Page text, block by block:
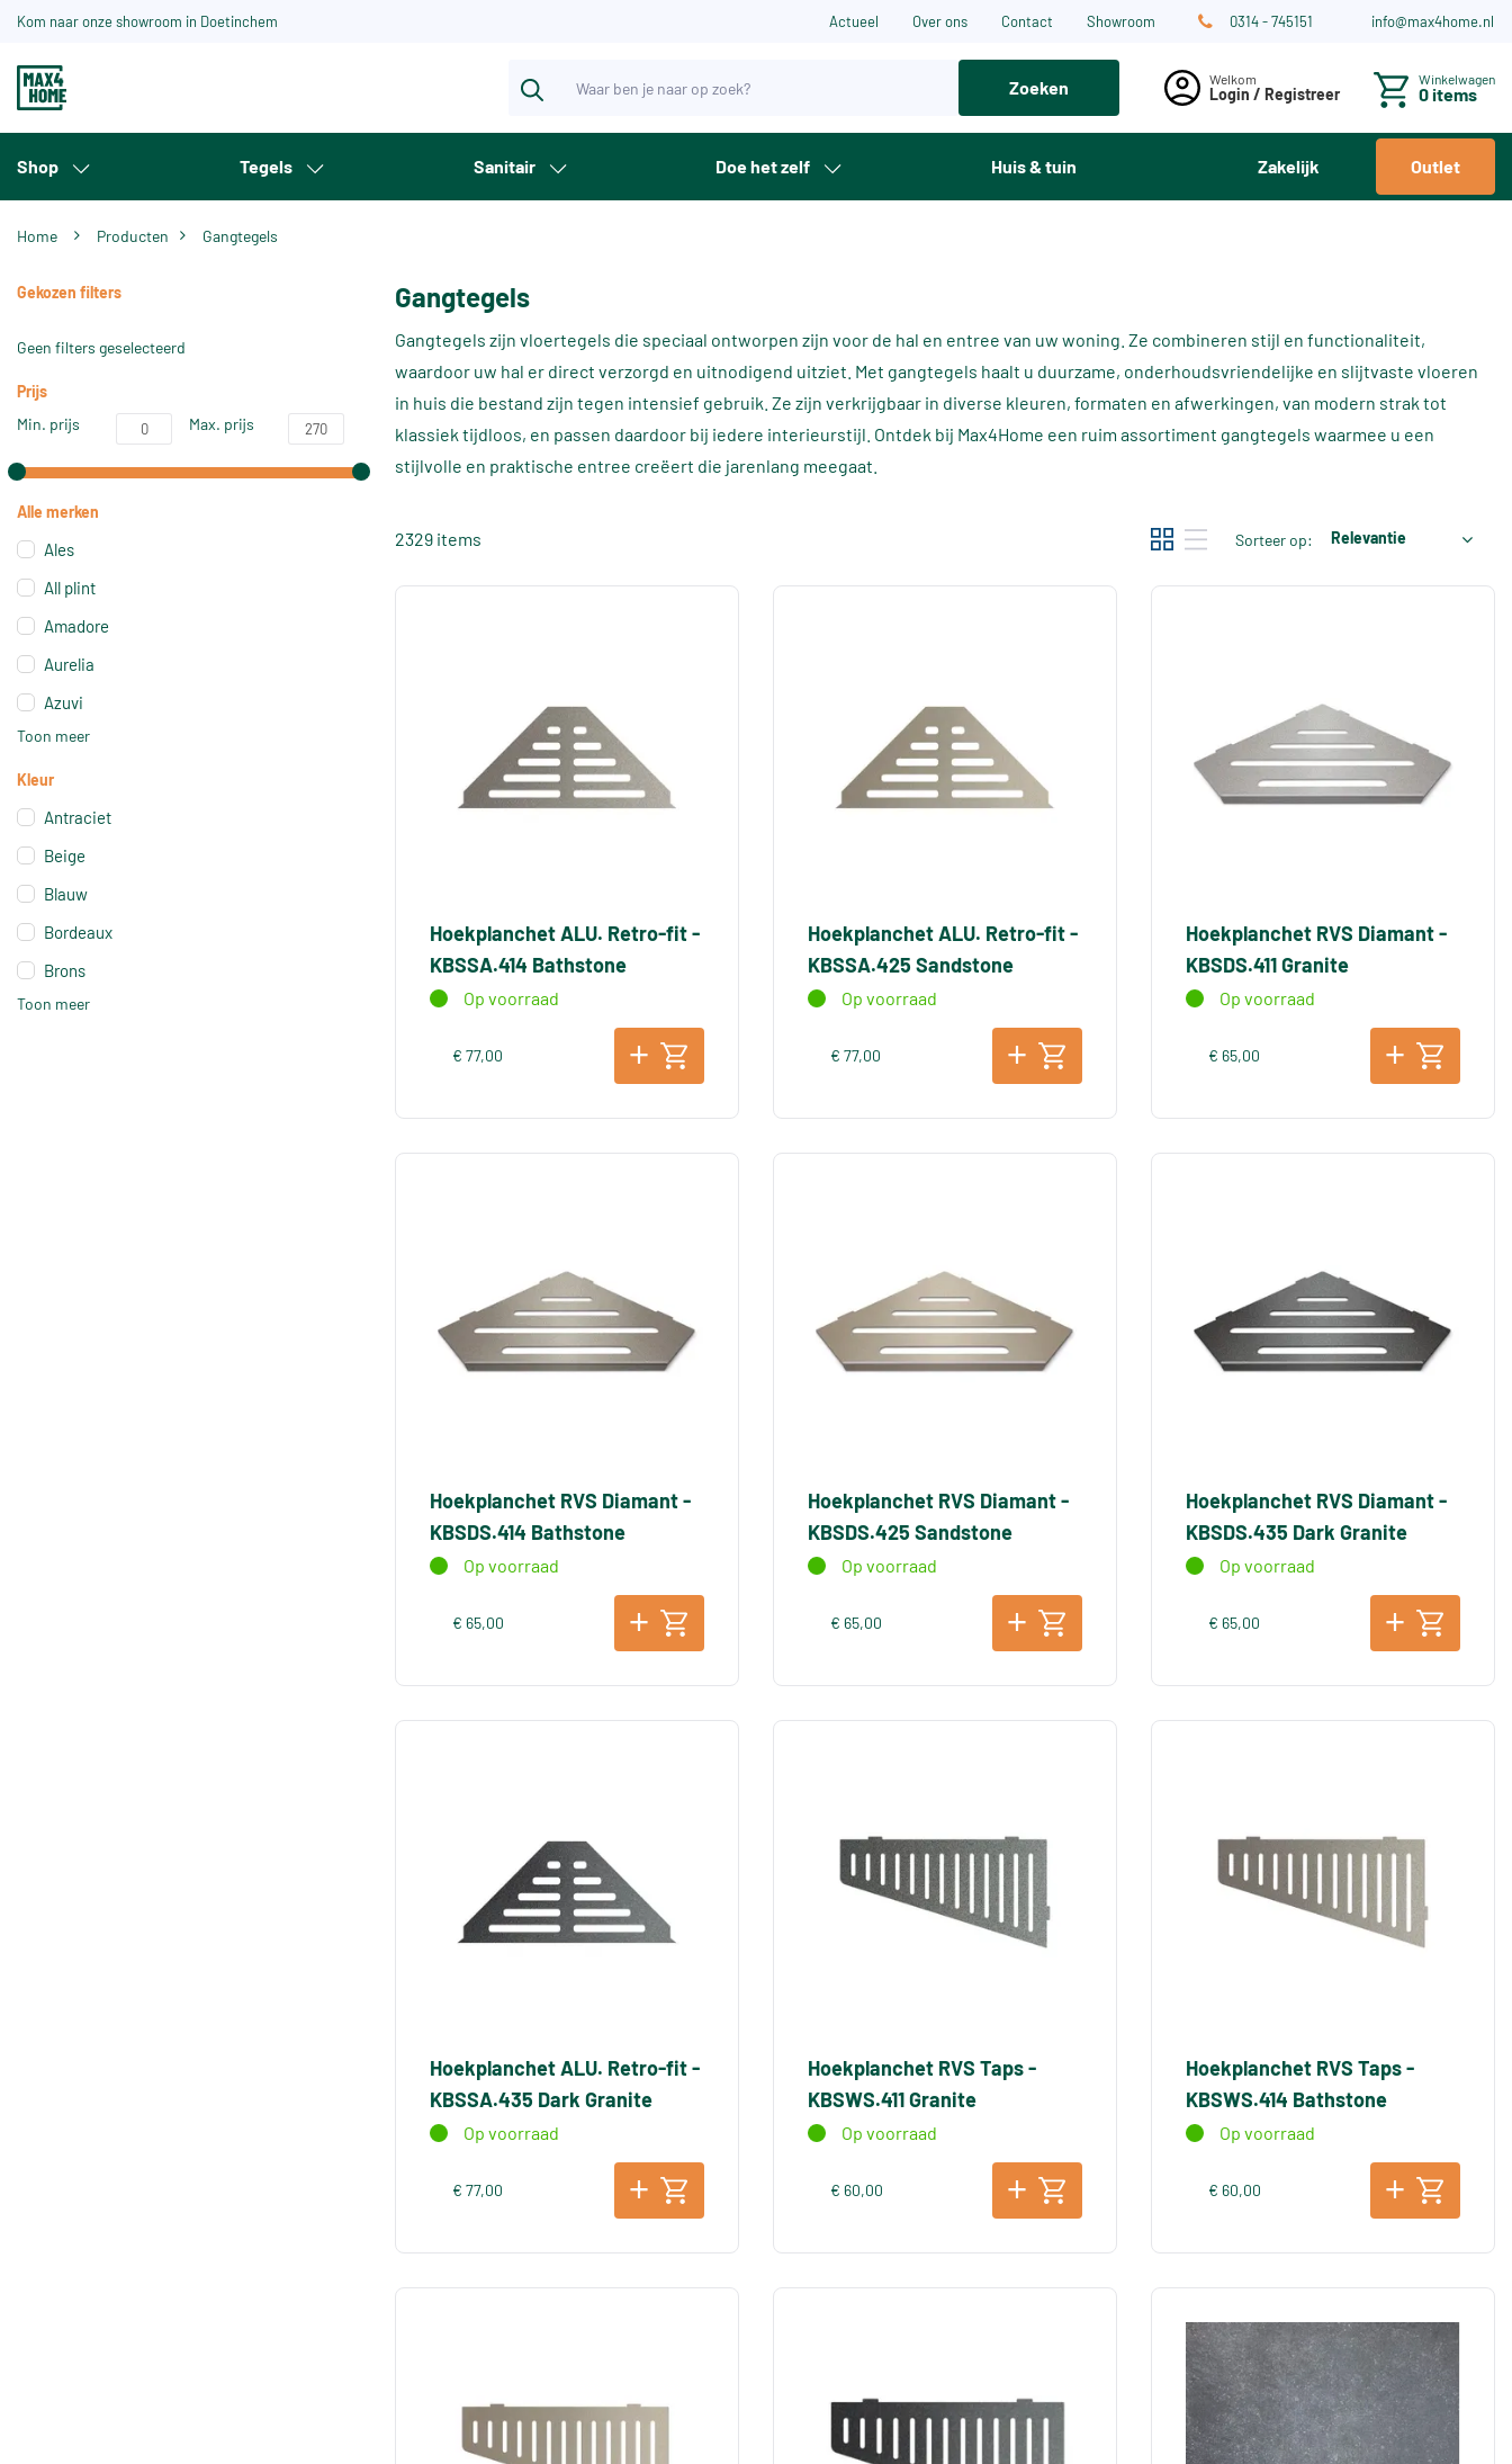
Kom naar onze showroom in Doetinchem Actueel Over ons Contact Showroom 0314 - 745151 info@max4home.nl
Zoeken Login / Registreer
Winkelwagen
0 items
Shop Tegels Sanitair Doe het zelf Huis & tuin Zakelijk Outlet
Home Producten gangtegels
Gekozen filters
Geen filters geselecteerd
Prijs
Min. prijs
Max. prijs
Alle merken
Ales
All plint
Amadore
Aurelia
Azuvi
Toon meer
Kleur
Antraciet
Beige
Blauw
Bordeaux
Brons
Toon meer
Gangtegels
Gangtegels zijn vloertegels die speciaal ontworpen zijn voor de hal en entree van uw woning. Ze combineren stijl en functionaliteit,
waardoor uw hal er direct verzorgd en uitnodigend uitziet. Met gangtegels haalt u duurzame, onderhoudsvriendelijke en slijtvaste vloeren
in huis die bestand zijn tegen intensief gebruik. Ze zijn verkrijgbaar in diverse kleuren, formaten en afwerkingen, van modern strak tot
klassiek tijdloos, en passen daardoor bij iedere interieurstijl. Ontdek bij Max4Home een ruim assortiment gangtegels waarmee u een
stijlvolle en praktische entree creëert die jarenlang meegaat.
2329 items Sorteer op: Relevantie
Hoekplanchet ALU. Retro-fit -
KBSSA.414 Bathstone
Op voorraad
€ 77,00
Hoekplanchet ALU. Retro-fit -
KBSSA.425 Sandstone
Op voorraad
€ 77,00
Hoekplanchet RVS Diamant -
KBSDS.411 Granite
Op voorraad
€ 65,00
Hoekplanchet RVS Diamant -
KBSDS.414 Bathstone
Op voorraad
€ 65,00
Hoekplanchet RVS Diamant -
KBSDS.425 Sandstone
Op voorraad
€ 65,00
Hoekplanchet RVS Diamant -
KBSDS.435 Dark Granite
Op voorraad
€ 65,00
Hoekplanchet ALU. Retro-fit -
KBSSA.435 Dark Granite
Op voorraad
€ 77,00
Hoekplanchet RVS Taps -
KBSWS.411 Granite
Op voorraad
€ 60,00
Hoekplanchet RVS Taps -
KBSWS.414 Bathstone
Op voorraad
€ 60,00